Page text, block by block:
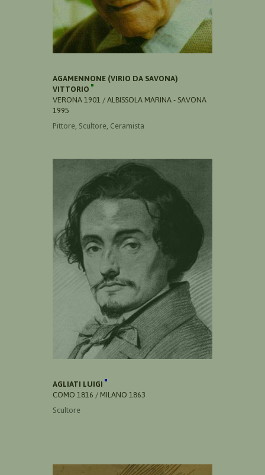
AGAMENNONE (VIRIO DA SAVONA)
VITTORIO
VERONA 1901 / ALBISSOLA MARINA - SAVONA
1995
Pittore, Scultore, Ceramista
AGLIATI LUIGI
COMO 1816 / MILANO 1863
Scultore